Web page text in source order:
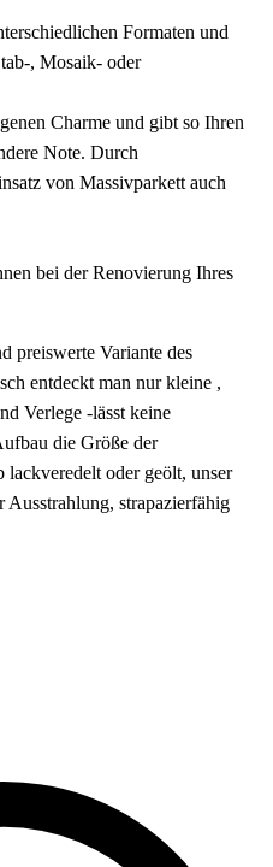
Formaten und
, Mosaik- oder
Charme und gibt so Ihren
Note. Durch
von Massivparkett auch
bei der Renovierung Ihres
preiswerte Variante des
entdeckt man nur kleine ,
Verlege -lässt keine
die Größe der
lackveredelt oder geölt, unser
Ausstrahlung, strapazierfähig